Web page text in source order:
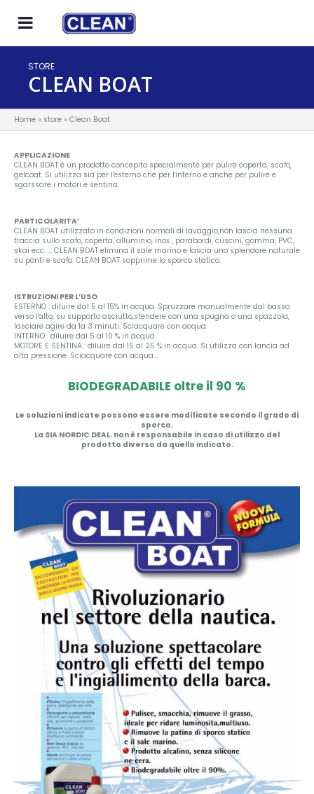
STORE
CLEAN BOAT
Home » store » Clean Boat
APPLICAZIONE
CLEAN BOAT è un prodotto concepito specialmente per pulire coperta, scafo,
gelcoat. Si utilizza sia per l'esterno che per l'interno e anche per pulire e
sgarssare i motori e sentina.
PARTICOLARITA’
CLEAN BOAT utilizzato in condizioni normali di lavaggio,non lascia nessuna
traccia sullo scafo, coperta, alluminio, inox , parabordi, cuscini, gomma, PVC,
skai ecc. ... CLEAN BOAT elimina il sale marino e lascia uno splendore naturale
su ponti e scafo. CLEAN BOAT sopprime lo sporco statico.
ISTRUZIONI PER L’USO
ESTERNO : diluire dal 5 al 15% in acqua. Spruzzare manualmente dal basso
verso l'alto, su supporto asciutto,stendere con una spugna o una spazzola,
lasciare agire da 1a 3 minuti. Sciacquare con acqua.
INTERNO : diluire dal 5 al 10 % in acqua.
MOTORE E SENTINA : diluire dal 15 al 25 % in acqua. Si utilizza con lancia ad
alta pressione. Sciacquare con acqua...
BIODEGRADABILE oltre il 90 %
Le soluzioni indicate possono essere modificate secondo il grado di
sporco.
La SIA NORDIC DEAL. non è responsabile in caso di utilizzo del
prodotto diverso da quello indicato.